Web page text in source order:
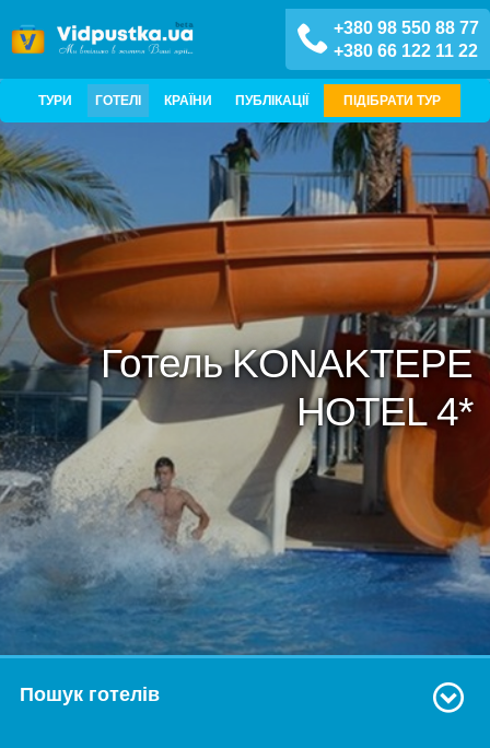
+380 98 550 88 77
+380 66 122 11 22
ТУРИ ГОТЕЛІ КРАЇНИ ПУБЛІКАЦІЇ ПІДІБРАТИ ТУР
Готель KONAKTEPE
HOTEL 4*
Пошук готелів